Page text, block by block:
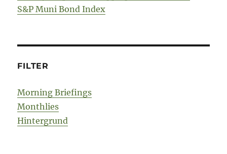
S&P Muni Bond Index
FILTER
Morning Briefings
Monthlies
Hintergrund